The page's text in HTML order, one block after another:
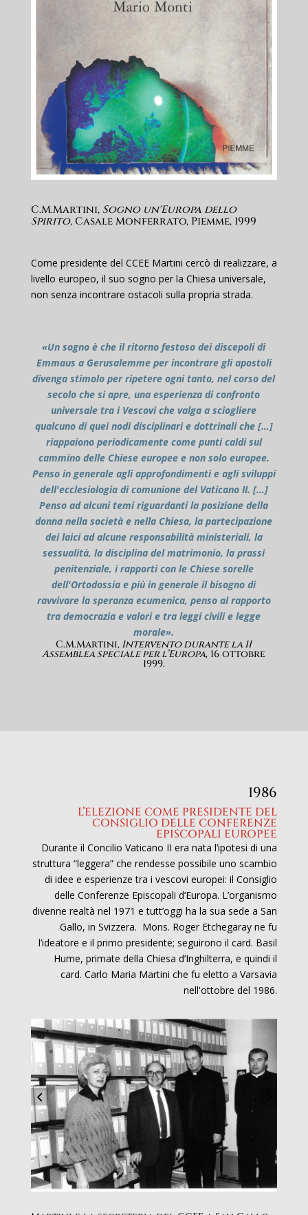
C.M.Martini, Sogno un'Europa dello
Spirito, Casale Monferrato, Piemme, 1999
Come presidente del CCEE Martini cercò di realizzare, a
livello europeo, il suo sogno per la Chiesa universale,
non senza incontrare ostacoli sulla propria strada.
«Un sogno è che il ritorno festoso dei discepoli di
Emmaus a Gerusalemme per incontrare gli apostoli
divenga stimolo per ripetere ogni tanto, nel corso del
secolo che si apre, una esperienza di confronto
universale tra i Vescovi che valga a sciogliere
qualcuno di quei nodi disciplinari e dottrinali che […]
riappaiono periodicamente come punti caldi sul
cammino delle Chiese europee e non solo europee.
Penso in generale agli approfondimenti e agli sviluppi
dell'ecclesiologia di comunione del Vaticano II. […]
Penso ad alcuni temi riguardanti la posizione della
donna nella società e nella Chiesa, la partecipazione
dei laici ad alcune responsabilità ministeriali, la
sessualità, la disciplina del matrimonio, la prassi
penitenziale, i rapporti con le Chiese sorelle
dell'Ortodossia e più in generale il bisogno di
ravvivare la speranza ecumenica, penso al rapporto
tra democrazia e valori e tra leggi civili e legge
morale».
C.M.Martini, Intervento durante la II
Assemblea speciale per l’Europa, 16 ottobre
1999.
1986
L’ELEZIONE COME PRESIDENTE DEL
CONSIGLIO DELLE CONFERENZE
EPISCOPALI EUROPEE
Durante il Concilio Vaticano II era nata l’ipotesi di una
struttura “leggera” che rendesse possibile uno scambio
di idee e esperienze tra i vescovi europei: il Consiglio
delle Conferenze Episcopali d’Europa. L’organismo
divenne realtà nel 1971 e tutt’oggi ha la sua sede a San
Gallo, in Svizzera. Mons. Roger Etchegaray ne fu
l’ideatore e il primo presidente; seguirono il card. Basil
Hume, primate della Chiesa d’Inghilterra, e quindi il
card. Carlo Maria Martini che fu eletto a Varsavia
nell'ottobre del 1986.